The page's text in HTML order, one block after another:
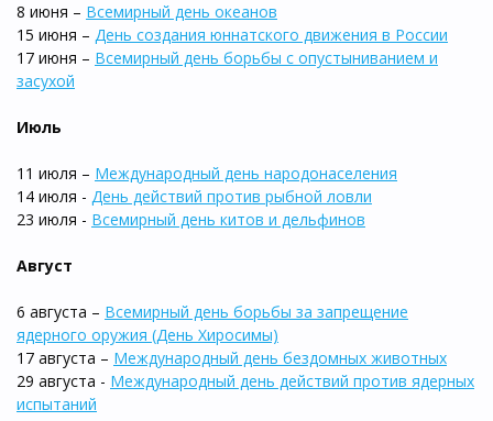
8 июня – Всемирный день океанов
15 июня – День создания юннатского движения в России
17 июня – Всемирный день борьбы с опустыниванием и
засухой
Июль
11 июля – Международный день народонаселения
14 июля - День действий против рыбной ловли
23 июля - Всемирный день китов и дельфинов
Август
6 августа – Всемирный день борьбы за запрещение
ядерного оружия (День Хиросимы)
17 августа – Международный день бездомных животных
29 августа - Международный день действий против ядерных
испытаний